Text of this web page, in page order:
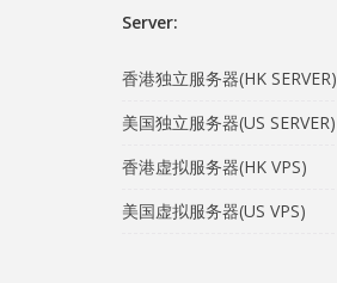
Server:
香港独立服务器(HK SERVER)
美国独立服务器(US SERVER)
香港虚拟服务器(HK VPS)
美国虚拟服务器(US VPS)